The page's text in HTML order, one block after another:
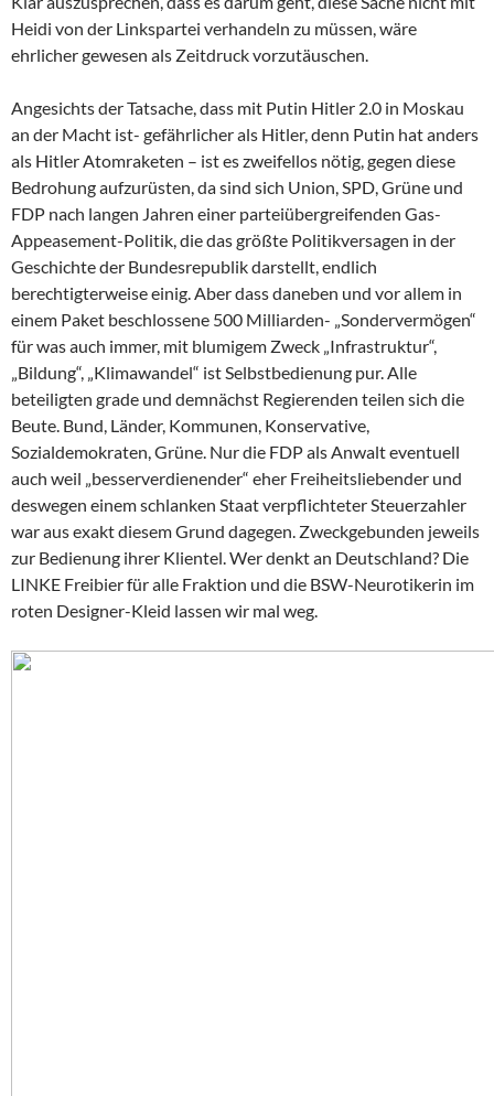
Heidi von der Linkspartei verhandeln zu müssen, wäre
ehrlicher gewesen als Zeitdruck vorzutäuschen.
Angesichts der Tatsache, dass mit Putin Hitler 2.0 in Moskau
an der Macht ist- gefährlicher als Hitler, denn Putin hat anders
als Hitler Atomraketen – ist es zweifellos nötig, gegen diese
Bedrohung aufzurüsten, da sind sich Union, SPD, Grüne und
FDP nach langen Jahren einer parteiübergreifenden Gas-
Appeasement-Politik, die das größte Politikversagen in der
Geschichte der Bundesrepublik darstellt, endlich
berechtigterweise einig. Aber dass daneben und vor allem in
einem Paket beschlossene 500 Milliarden- „Sondervermögen“
für was auch immer, mit blumigem Zweck „Infrastruktur“,
„Bildung“, „Klimawandel“ ist Selbstbedienung pur. Alle
beteiligten grade und demnächst Regierenden teilen sich die
Beute. Bund, Länder, Kommunen, Konservative,
Sozialdemokraten, Grüne. Nur die FDP als Anwalt eventuell
auch weil „besserverdienender“ eher Freiheitsliebender und
deswegen einem schlanken Staat verpflichteter Steuerzahler
war aus exakt diesem Grund dagegen. Zweckgebunden jeweils
zur Bedienung ihrer Klientel. Wer denkt an Deutschland? Die
LINKE Freibier für alle Fraktion und die BSW-Neurotikerin im
roten Designer-Kleid lassen wir mal weg.